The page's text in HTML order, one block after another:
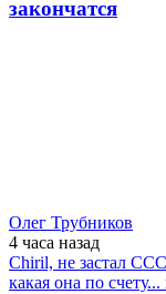
закончатся
Олег Трубников
4 часа назад
Chiril, не застал
какая она по